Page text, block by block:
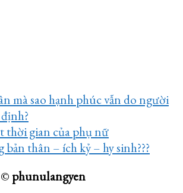
mà sao hạnh phúc vẫn do người
thời gian của phụ nữ
thân – ích kỷ – hy sinh???
phunulangyen